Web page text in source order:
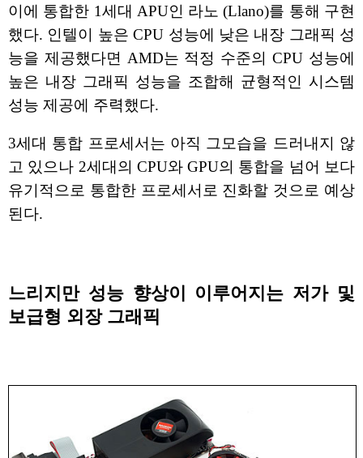
이에 통합한 1세대 APU인 라노 (Llano)를 통해 구현
했다. 인텔이 높은 CPU 성능에 낮은 내장 그래픽 성
능을 제공했다면 AMD는 적정 수준의 CPU 성능에
높은 내장 그래픽 성능을 조합해 균형적인 시스템
성능 제공에 주력했다.
3세대 통합 프로세서는 아직 그모습을 드러내지 않
고 있으나 2세대의 CPU와 GPU의 통합을 넘어 보다
유기적으로 통합한 프로세서로 진화할 것으로 예상
된다.
느리지만 성능 향상이 이루어지는 저가 및
보급형 외장 그래픽